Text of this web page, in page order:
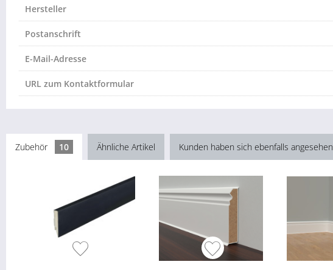
Hersteller
Postanschrift
E-Mail-Adresse
URL zum Kontaktformular
Zubehör 10 Ähnliche Artikel Kunden haben sich ebenfalls angesehen